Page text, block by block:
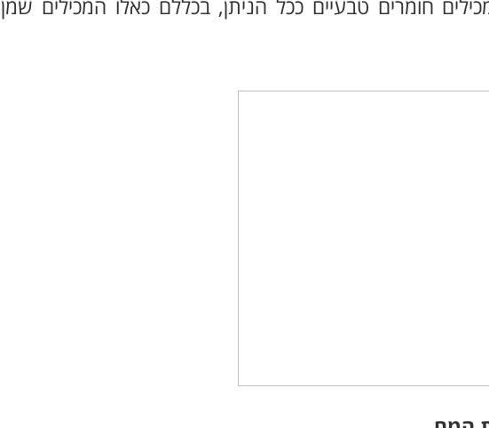
חומרים טבעיים ככל הניתן, בכללם כאלו המכילים שמן